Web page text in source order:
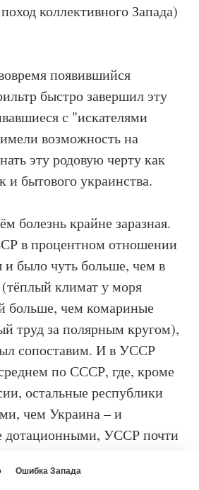
Ошибка Запада
коллективного Запада)
появившийся
быстро завершил эту
с "искателями
возможность на
эту родовую черту как
и бытового украинства.
болезнь крайне заразная.
в процентном отношении
было чуть больше, чем в
климат у моря
больше, чем комариные
труд за полярным кругом),
сопоставим. И в УССР
по СССР, где, кроме
остальные республики
чем Украина – и
дотационными, УССР почти
и до 1991 года работала